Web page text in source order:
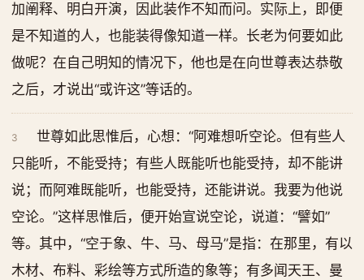
加阐释、明白开演，因此装作不知而问。实际上，即便
是不知道的人，也能装得像知道一样。长老为何要如此
做呢？在自己明知的情况下，他也是在向世尊表达恭敬
之后，才说出“或许这”等话的。
3
世尊如此思惟后，心想：“阿难想听空论。但有些人
只能听，不能受持；有些人既能听也能受持，却不能讲
说；而阿难既能听，也能受持，还能讲说。我要为他说
空论。”这样思惟后，便开始宣说空论，说道：“譬如”
等。其中，“空于象、牛、马、母马”是指：在那里，有以
木材、布料、彩绘等方式所造的象等；有多闻天王、曼